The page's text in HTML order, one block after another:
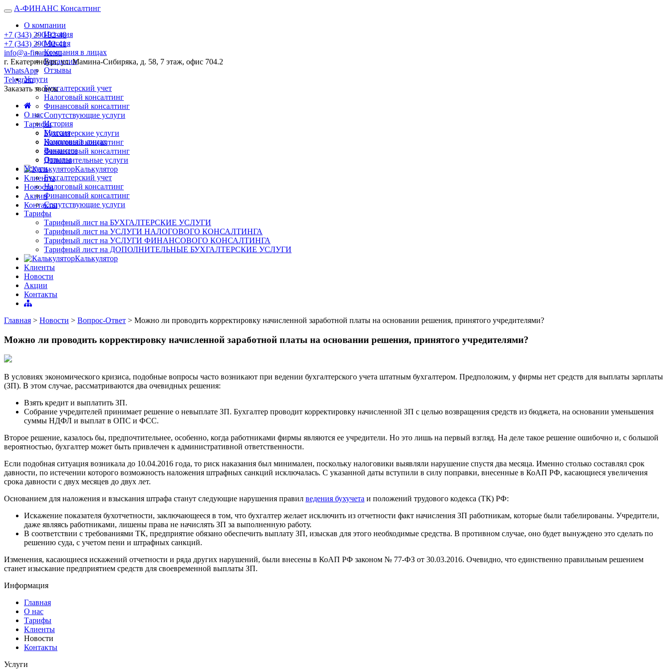
А-ФИНАНС Консалтинг
О компании
История
Миссия
Компания в лицах
Вакансии
Отзывы
Услуги
Бухгалтерский учет
Налоговый консалтинг
Финансовый консалтинг
Сопутствующие услуги
Тарифы
Бухгалтерские услуги
Налоговый консалтинг
Финансовый консалтинг
Дополнительные услуги
Калькулятор
Клиенты
Новости
Акции
Контакты
+7 (343) 290-92-40
+7 (343) 290-92-41
info@a-finance.su
г. Екатеринбург, ул. Мамина-Сибиряка, д. 58, 7 этаж, офис 704.2
WhatsApp
Telegram
Заказать звонок
О нас
История
Миссия
Компания в лицах
Вакансии
Отзывы
Услуги
Бухгалтерский учет
Налоговый консалтинг
Финансовый консалтинг
Сопутствующие услуги
Тарифы
Тарифный лист на БУХГАЛТЕРСКИЕ УСЛУГИ
Тарифный лист на УСЛУГИ НАЛОГОВОГО КОНСАЛТИНГА
Тарифный лист на УСЛУГИ ФИНАНСОВОГО КОНСАЛТИНГА
Тарифный лист на ДОПОЛНИТЕЛЬНЫЕ БУХГАЛТЕРСКИЕ УСЛУГИ
Калькулятор
Клиенты
Новости
Акции
Контакты
Главная > Новости > Вопрос-Ответ > Можно ли проводить корректировку начисленной заработной платы на основании решения, принятого учредителями?
Можно ли проводить корректировку начисленной заработной платы на основании решения, принятого учредителями?
В условиях экономического кризиса, подобные вопросы часто возникают при ведении бухгалтерского учета штатным бухгалтером. Предположим, у фирмы нет средств для выплаты зарплаты
(ЗП). В этом случае, рассматриваются два очевидных решения:
Взять кредит и выплатить ЗП.
Собрание учредителей принимает решение о невыплате ЗП. Бухгалтер проводит корректировку начисленной ЗП с целью возвращения средств из бюджета, на основании уменьшения
суммы НДФЛ и выплат в ОПС и ФСС.
Второе решение, казалось бы, предпочтительнее, особенно, когда работниками фирмы являются ее учредители. Но это лишь на первый взгляд. На деле такое решение ошибочно и, с большой
вероятностью, бухгалтер может быть привлечен к административной ответственности.
Если подобная ситуация возникала до 10.04.2016 года, то риск наказания был минимален, поскольку налоговики выявляли нарушение спустя два месяца. Именно столько составлял срок
давности, по истечении которого возможность наложения штрафных санкций исключалась. С указанной даты вступили в силу поправки, внесенные в КоАП РФ, касающиеся увеличения
срока давности с двух месяцев до двух лет.
Основанием для наложения и взыскания штрафа станут следующие нарушения правил ведения бухучета и положений трудового кодекса (ТК) РФ:
Искажение показателя бухотчетности, заключающееся в том, что бухгалтер желает исключить из отчетности факт начисления ЗП работникам, которые были табелированы. Учредители,
даже являясь работниками, лишены права не начислять ЗП за выполненную работу.
В соответствии с требованиями ТК, предприятие обязано обеспечить выплату ЗП, изыскав для этого необходимые средства. В противном случае, оно будет вынуждено это сделать по
решению суда, с учетом пени и штрафных санкций.
Изменения, касающиеся искажений отчетности и ряда других нарушений, были внесены в КоАП РФ законом № 77-ФЗ от 30.03.2016. Очевидно, что единственно правильным решением
станет изыскание предприятием средств для своевременной выплаты ЗП.
Информация
Главная
О нас
Тарифы
Клиенты
Новости
Контакты
Услуги